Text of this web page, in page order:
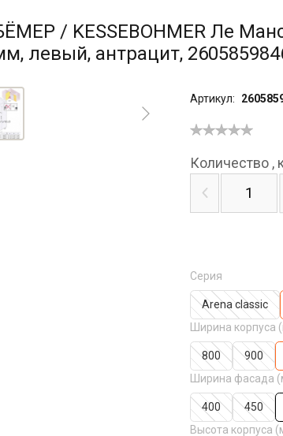
/ KESSEBOHMER Ле
левый, антрацит,
Артикул:
Серия
Arena classic
Ширина корпуса
800 900
Ширина фасада
400 450
Высота корпуса
Количество ,